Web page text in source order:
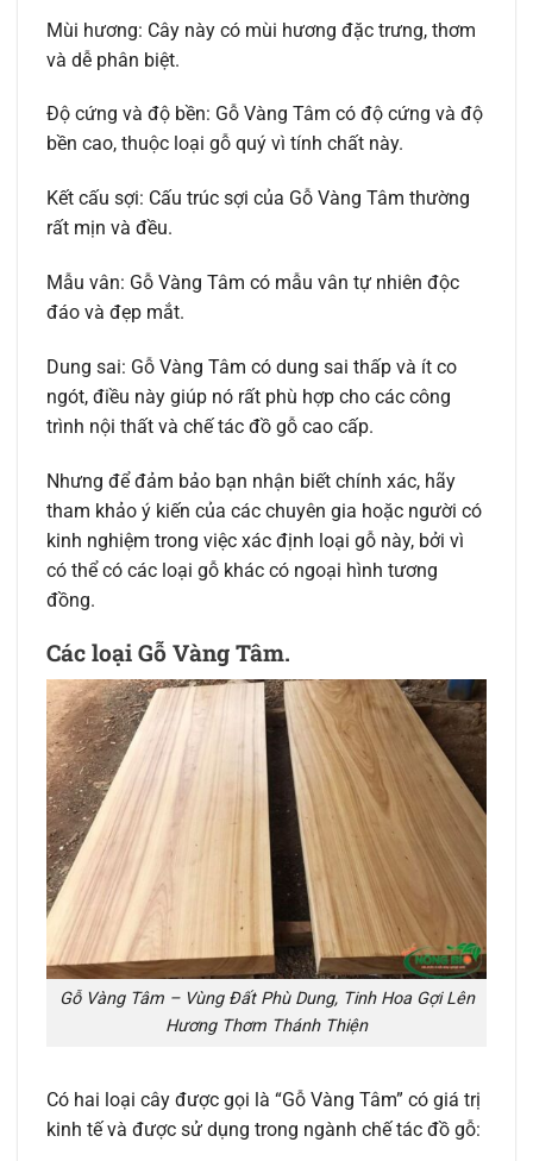
Mùi hương: Cây này có mùi hương đặc trưng, thơm
và dễ phân biệt.
Độ cứng và độ bền: Gỗ Vàng Tâm có độ cứng và độ
bền cao, thuộc loại gỗ quý vì tính chất này.
Kết cấu sợi: Cấu trúc sợi của Gỗ Vàng Tâm thường
rất mịn và đều.
Mẫu vân: Gỗ Vàng Tâm có mẫu vân tự nhiên độc
đáo và đẹp mắt.
Dung sai: Gỗ Vàng Tâm có dung sai thấp và ít co
ngót, điều này giúp nó rất phù hợp cho các công
trình nội thất và chế tác đồ gỗ cao cấp.
Nhưng để đảm bảo bạn nhận biết chính xác, hãy
tham khảo ý kiến của các chuyên gia hoặc người có
kinh nghiệm trong việc xác định loại gỗ này, bởi vì
có thể có các loại gỗ khác có ngoại hình tương
đồng.
Các loại Gỗ Vàng Tâm.
Gỗ Vàng Tâm – Vùng Đất Phù Dung, Tinh Hoa Gợi Lên
Hương Thơm Thánh Thiện
Có hai loại cây được gọi là “Gỗ Vàng Tâm” có giá trị
kinh tế và được sử dụng trong ngành chế tác đồ gỗ: